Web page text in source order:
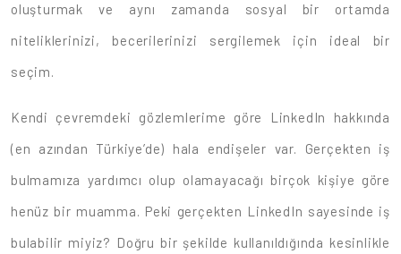
oluşturmak ve aynı zamanda sosyal bir ortamda
niteliklerinizi, becerilerinizi sergilemek için ideal bir
seçim.
Kendi çevremdeki gözlemlerime göre LinkedIn hakkında
(en azından Türkiye’de) hala endişeler var. Gerçekten iş
bulmamıza yardımcı olup olamayacağı birçok kişiye göre
henüz bir muamma. Peki gerçekten LinkedIn sayesinde iş
bulabilir miyiz? Doğru bir şekilde kullanıldığında kesinlikle